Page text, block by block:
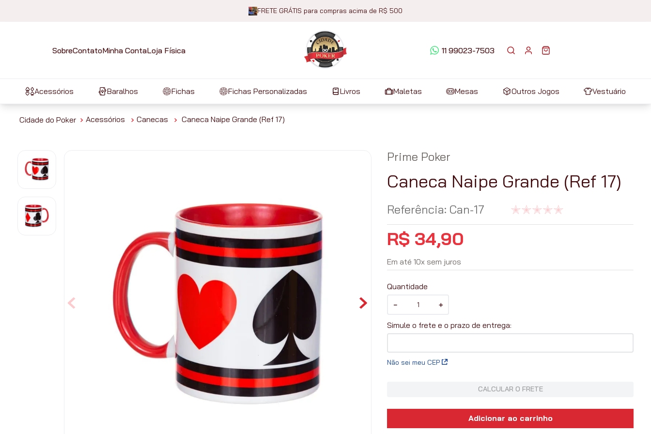
FRETE GRÁTIS para compras acima de R$ 500
SobreContatoMinha ContaLoja Física 11 99023-7503
Acessórios Baralhos Fichas Fichas Personalizadas Livros Maletas Mesas Outros Jogos Vestuário
Acessórios Canecas Caneca Naipe Grande (Ref 17)
Prime Poker
Caneca Naipe Grande (Ref 17)
Referência: Can-17
R$ 34,90
Em até10x sem juros
Quantidade
＋
－
Não sei meu CEP
CALCULAR O FRETE
Adicionar ao carrinho